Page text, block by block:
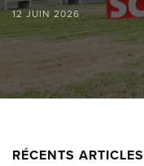
12 JUIN 2026
RÉCENTS ARTICLES